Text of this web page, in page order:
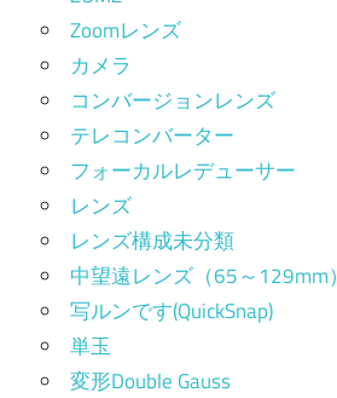
Zoomレンズ
カメラ
コンバージョンレンズ
テレコンバーター
フォーカルレデューサー
レンズ
レンズ構成未分類
中望遠レンズ（65～129mm）
写ルンです(QuickSnap)
単玉
変形Double Gauss